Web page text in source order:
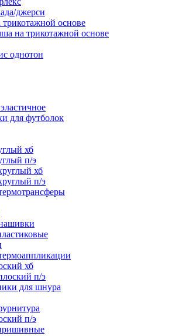
джерси
основе
на трикотажной основе
однотон
для футболок
хб
п/э
хб
п/э
хб
п/э
для шнура
п/э